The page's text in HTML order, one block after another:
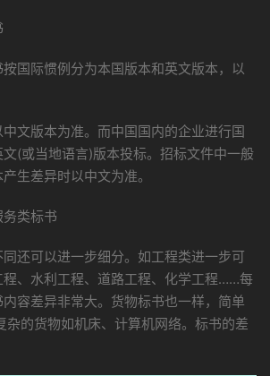
国际惯例分为本国版本和英文版本，以
文版本为准。而中国国内的企业进行国
(或当地语言)版本投标。招标文件中一般
生差异时以中文为准。
类标书
还可以进一步细分。如工程类进一步可
程、水利工程、道路工程、化学工程……每
容差异非常大。货物标书也一样，简单
杂的货物如机床、计算机网络。标书的差